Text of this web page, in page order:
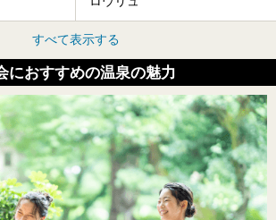
すべて表示する
におすすめの温泉の魅力